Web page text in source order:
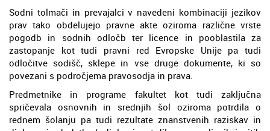
Sodni tolmači in prevajalci v navedeni kombinaciji jezikov
prav tako obdelujejo pravne akte oziroma različne vrste
pogodb in sodnih odločb ter licence in pooblastila za
zastopanje kot tudi pravni red Evropske Unije pa tudi
odločitve sodišč, sklepe in vse druge dokumente, ki so
povezani s področjema pravosodja in prava.
Predmetnike in programe fakultet kot tudi zaključna
spričevala osnovnih in srednjih šol oziroma potrdila o
rednem šolanju pa tudi rezultate znanstvenih raziskav in